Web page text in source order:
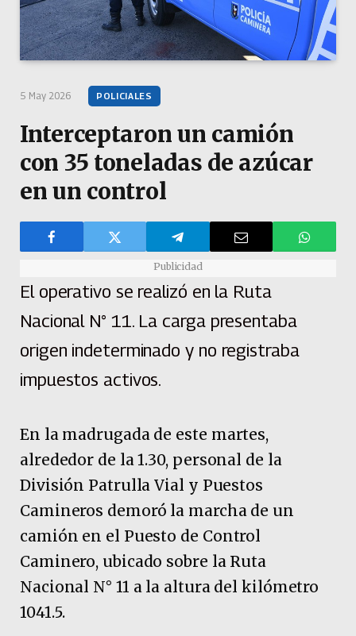
5 May 2026 POLICIALES
Interceptaron un camión
con 35 toneladas de azúcar
en un control
Publicidad
El operativo se realizó en la Ruta
Nacional N° 11. La carga presentaba
origen indeterminado y no registraba
impuestos activos.
En la madrugada de este martes,
alrededor de la 1.30, personal de la
División Patrulla Vial y Puestos
Camineros demoró la marcha de un
camión en el Puesto de Control
Caminero, ubicado sobre la Ruta
Nacional N° 11 a la altura del kilómetro
1041.5.